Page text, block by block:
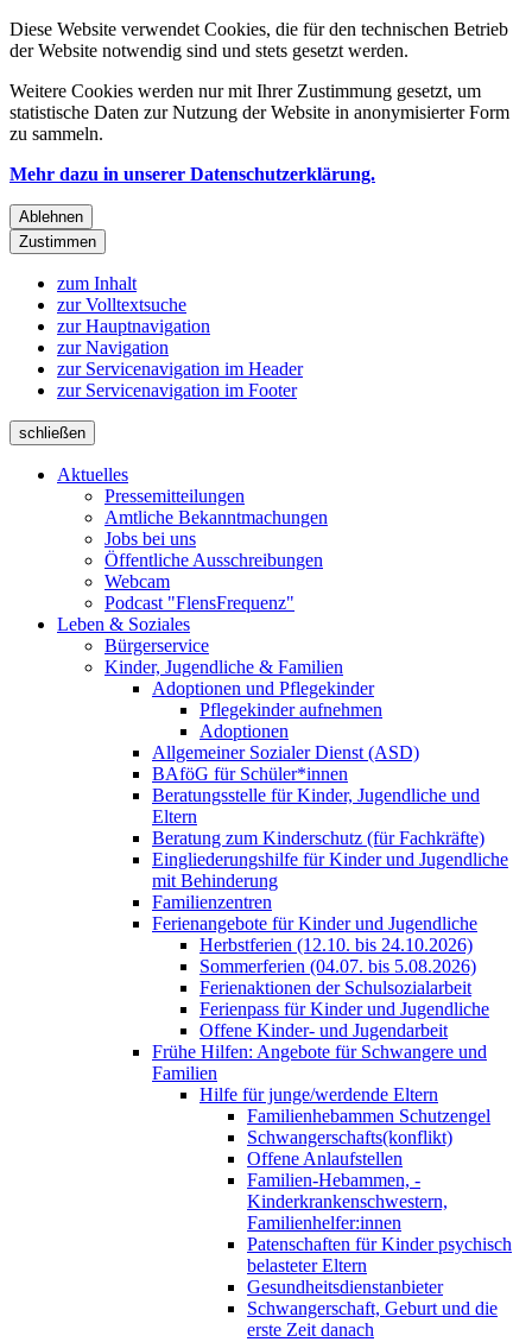
Diese Website verwendet Cookies, die für den technischen Betrieb
der Website notwendig sind und stets gesetzt werden.
Weitere Cookies werden nur mit Ihrer Zustimmung gesetzt, um
statistische Daten zur Nutzung der Website in anonymisierter Form
zu sammeln.
Mehr dazu in unserer Datenschutzerklärung.
Ablehnen
Zustimmen
zum Inhalt
zur Volltextsuche
zur Hauptnavigation
zur Navigation
zur Servicenavigation im Header
zur Servicenavigation im Footer
schließen
Aktuelles
Pressemitteilungen
Amtliche Bekanntmachungen
Jobs bei uns
Öffentliche Ausschreibungen
Webcam
Podcast "FlensFrequenz"
Leben & Soziales
Bürgerservice
Kinder, Jugendliche & Familien
Adoptionen und Pflegekinder
Pflegekinder aufnehmen
Adoptionen
Allgemeiner Sozialer Dienst (ASD)
BAföG für Schüler*innen
Beratungsstelle für Kinder, Jugendliche und
Eltern
Beratung zum Kinderschutz (für Fachkräfte)
Eingliederungshilfe für Kinder und Jugendliche
mit Behinderung
Familienzentren
Ferienangebote für Kinder und Jugendliche
Herbstferien (12.10. bis 24.10.2026)
Sommerferien (04.07. bis 5.08.2026)
Ferienaktionen der Schulsozialarbeit
Ferienpass für Kinder und Jugendliche
Offene Kinder- und Jugendarbeit
Frühe Hilfen: Angebote für Schwangere und
Familien
Hilfe für junge/werdende Eltern
Familienhebammen Schutzengel
Schwangerschafts(konflikt)
Offene Anlaufstellen
Familien-Hebammen, -
Kinderkrankenschwestern,
Familienhelfer:innen
Patenschaften für Kinder psychisch
belasteter Eltern
Gesundheitsdienstanbieter
Schwangerschaft, Geburt und die
erste Zeit danach